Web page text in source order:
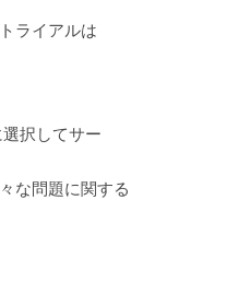
ライアルは
択してサー
な問題に関する